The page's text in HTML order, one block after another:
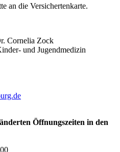
an die Versichertenkarte.
Cornelia Zock
und Jugendmedizin
Öffnungszeiten in den